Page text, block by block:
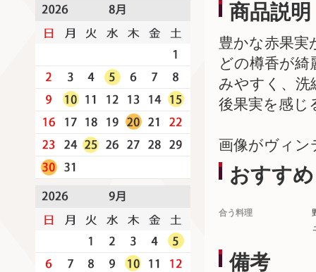
商品説明
豊かな赤果
どの樽香が
みやすく、洗
後果実を感じ
画像がヴィン
おすすめ
合う料理
備考